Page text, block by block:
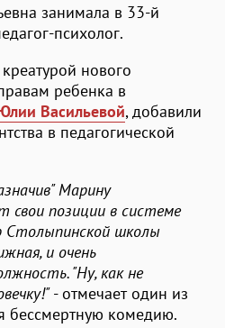
занимала в 33-й
психолог.
нового
ребенка в
Васильевой, добавили
в педагогической
Марину
свои позиции в системе
Столыпинской школы
и очень
"Ну, как не
- отмечает один из
бессмертную комедию.